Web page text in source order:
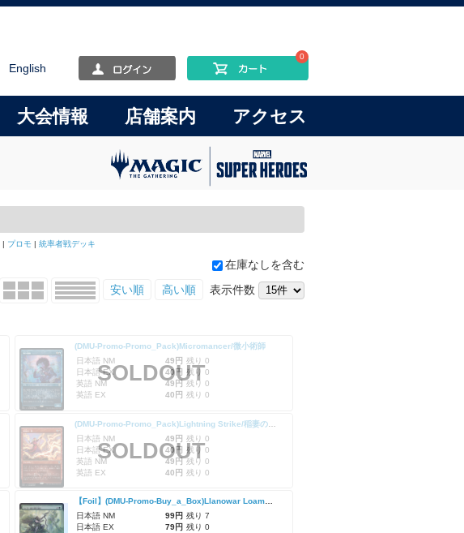
English
0
大会情報 店舗案内 アクセス
| プロモ | 統率者戦デッキ
在庫なしを含む
安い順
高い順 表示件数
(DMU-Promo-Promo_Pack)Micromancer/微小術師
日本語 NM
49円 残り 0
日本語 EX
40円 残り 0
英語 NM
49円 残り 0
英語 EX
40円 残り 0
SOLDOUT
日本語 NM
49円 残り 0
日本語 EX
40円 残り 0
英語 NM
49円 残り 0
英語 EX
40円 残り 0
SOLDOUT
【Foil】(DMU-Promo-Buy_a_Box)Llanowar Loamspeaker/ラノワールの壌土語り
日本語 NM
99円 残り 7
日本語 EX
79円 残り 0